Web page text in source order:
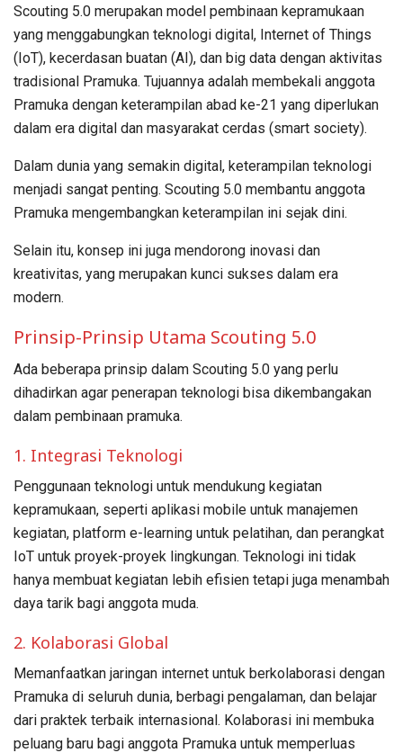
Scouting 5.0 merupakan model pembinaan kepramukaan
yang menggabungkan teknologi digital, Internet of Things
(IoT), kecerdasan buatan (AI), dan big data dengan aktivitas
tradisional Pramuka. Tujuannya adalah membekali anggota
Pramuka dengan keterampilan abad ke-21 yang diperlukan
dalam era digital dan masyarakat cerdas (smart society).
Dalam dunia yang semakin digital, keterampilan teknologi
menjadi sangat penting. Scouting 5.0 membantu anggota
Pramuka mengembangkan keterampilan ini sejak dini.
Selain itu, konsep ini juga mendorong inovasi dan
kreativitas, yang merupakan kunci sukses dalam era
modern.
Prinsip-Prinsip Utama Scouting 5.0
Ada beberapa prinsip dalam Scouting 5.0 yang perlu
dihadirkan agar penerapan teknologi bisa dikembangakan
dalam pembinaan pramuka.
1. Integrasi Teknologi
Penggunaan teknologi untuk mendukung kegiatan
kepramukaan, seperti aplikasi mobile untuk manajemen
kegiatan, platform e-learning untuk pelatihan, dan perangkat
IoT untuk proyek-proyek lingkungan. Teknologi ini tidak
hanya membuat kegiatan lebih efisien tetapi juga menambah
daya tarik bagi anggota muda.
2. Kolaborasi Global
Memanfaatkan jaringan internet untuk berkolaborasi dengan
Pramuka di seluruh dunia, berbagi pengalaman, dan belajar
dari praktek terbaik internasional. Kolaborasi ini membuka
peluang baru bagi anggota Pramuka untuk memperluas